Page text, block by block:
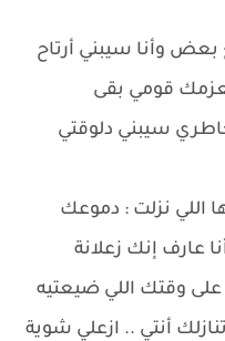
بعض وأنا سيبني أرتاح
قومي بقى
سيبني دلوقتي
نزلت : دموعك
عارف إنك زعلانة
وقتك اللي ضيعتيه
أنتي .. ازعلي شوية